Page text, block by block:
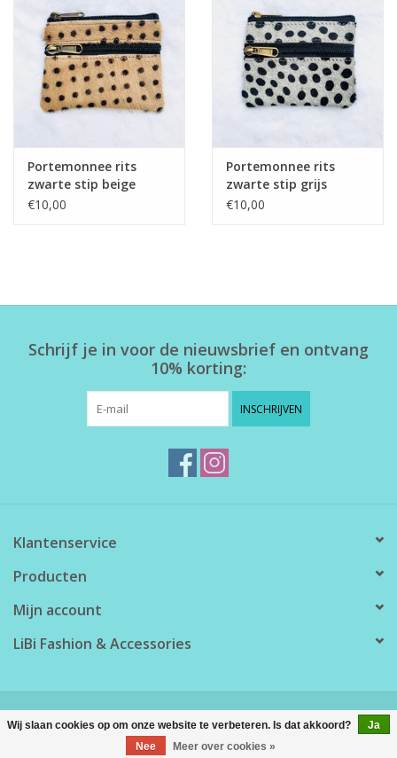
Portemonnee rits
zwarte stip beige
€10,00
Portemonnee rits
zwarte stip grijs
€10,00
Schrijf je in voor de nieuwsbrief en ontvang
10% korting:
INSCHRIJVEN
Klantenservice
Producten
Mijn account
LiBi Fashion & Accessories
Lightspeed
Wij slaan cookies op om onze website te verbeteren. Is dat akkoord?
Ja
Nee
Meer over cookies »